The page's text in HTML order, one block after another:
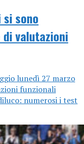
sono
valutazioni
lunedì 27 marzo
funzionali
numerosi i test